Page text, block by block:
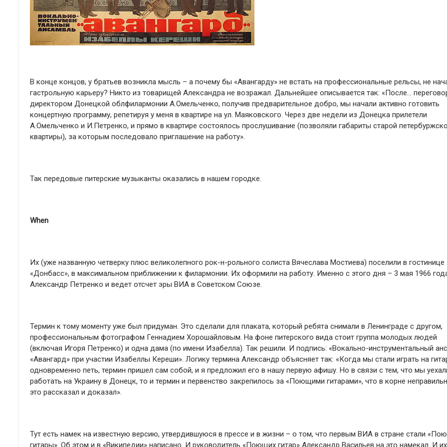
В конце концов, у братьев возникла мысль – а почему бы «Авангарду» не встать на профессиональные рельсы, не
гастрольную карьеру? Никто из товарищей Александра не возражал. Дальнейшее описывается так: «После…
директором Донецкой облфилармонии А.Омельченко, получив предварительное добро, мы начали активно готовить
концертную программу, репетируя у меня в квартире на ул. Маяковского. Через две недели из Донецка прилетели
А.Омельченко и И.Петренко, и прямо в квартире состоялось прослушивание (позволяли габариты старой
квартиры), за которым последовало приглашение на работу».
Так передовые питерские музыканты оказались в нашем городке.
When
Их (уже названную четверку плюс великолепного рок-н-рольного солиста Вячеслава Мостиева) поселили в гостинице
«Донбасс», в максимальном приближении к филармонии. Их оформили на работу. Именно с этого дня – 3 мая 1966
Александр Петренко и ведет отсчет эры ВИА в Советском Союзе.
Термин к тому моменту уже был придуман. Это сделали для плаката, который ребята снимали в Ленинграде с другом,
профессиональным фотографом Геннадием Хорошайловым. На фоне питерского вида стоит группа молодых людей
(включая Игоря Петренко) и одна дама (по имени Изабелла). Так решили. И подпись: «Вокально-инструментальный
«Авангард» при участии Изабеллы Кереши». Логику термина Александр объясняет так: «Когда мы стали играть на
одновременно петь, термин пришел сам собой, и я предложил его в нашу первую афишу. Но в связи с тем, что мы
работать на Украину в Донецк, то и термин и первенство закрепилось за «Поющими гитарами», что в корне
это рассказал и доказал».
Тут есть намек на известную версию, утвердившуюся в прессе и в жизни – о том, что первым ВИА в стране стали
гитары». Об этом и в «Википедии» написано. И руководитель «Поющих гитар» Александр Васильев на это намекал. И их